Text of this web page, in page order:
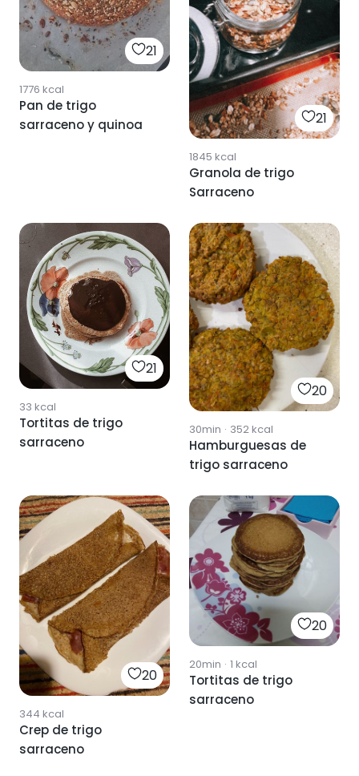
21
1776 kcal
Pan de trigo
sarraceno y quinoa
21
1845 kcal
Granola de trigo
Sarraceno
21
33 kcal
Tortitas de trigo
sarraceno
20
30min · 352kcal
Hamburguesas de
trigo sarraceno
20
344 kcal
Crep de trigo
sarraceno
20
20min · 1 kcal
Tortitas de trigo
sarraceno